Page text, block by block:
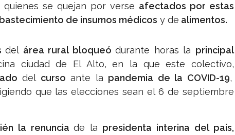
se quejan por verse afectados por estas
de insumos médicos y de alimentos.
del área rural bloqueódurante horas la principal
ciudad de El Alto, en la que este colectivo,
del curso ante la pandemia de la COVID-19,
que las elecciones sean el 6 de septiembre
la renunciade la presidenta interina del país,